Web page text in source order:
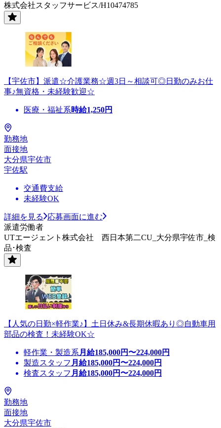
株式会社スタッフサービス/H10474785
【宇佐市】派遣☆介護業務☆週3日～相談可◎日勤のみお仕
事♪無資格・未経験歓迎☆
医療・福祉系時給1,250円
勤務地
面接地
大分県宇佐市
宇佐駅
交通費支給
未経験OK
詳細を見る
応募画面に進む
派遣労働者
UTエージェント株式会社 西日本第二CU_大分県宇佐市_検
品･検査
【人気の日勤×軽作業♪】土日休み&長期休暇あり◎自動車用
部品の検査！未経験OK☆
軽作業・製造系 月給185,000円〜224,000円
製造スタッフ 月給185,000円〜224,000円
検査スタッフ 月給185,000円〜224,000円
勤務地
面接地
大分県宇佐市